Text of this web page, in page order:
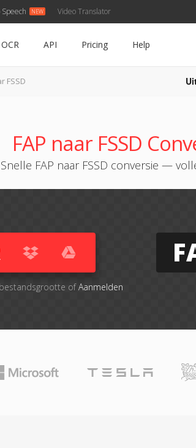
Video Translator
OCR API Pricing Help
FSSD
FAP naar FSSD
Snelle FAP naar FSSD conversie —
ofAanmelden